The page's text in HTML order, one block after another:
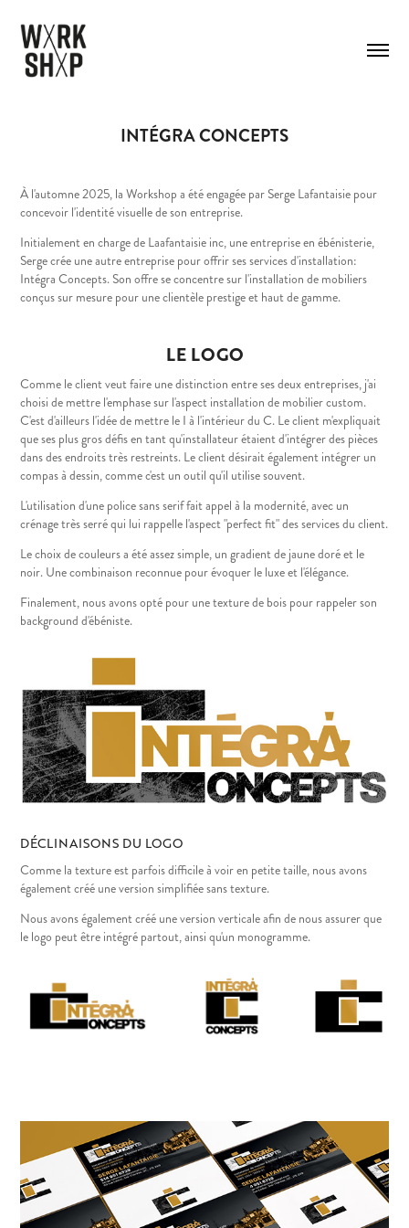
INTÉGRA CONCEPTS
À l'automne 2025, la Workshop a été engagée par Serge Lafantaisie pour
concevoir l'identité visuelle de son entreprise.
Initialement en charge de Laafantaisie inc, une entreprise en ébénisterie,
Serge crée une autre entreprise pour offrir ses services d'installation:
Intégra Concepts. Son offre se concentre sur l'installation de mobiliers
conçus sur mesure pour une clientèle prestige et haut de gamme.
LE LOGO
Comme le client veut faire une distinction entre ses deux entreprises, j'ai
choisi de mettre l'emphase sur l'aspect installation de mobilier custom.
C'est d'ailleurs l'idée de mettre le I à l'intérieur du C. Le client m'expliquait
que ses plus gros défis en tant qu'installateur étaient d'intégrer des pièces
dans des endroits très restreints. Le client désirait également intégrer un
compas à dessin, comme c'est un outil qu'il utilise souvent.
L'utilisation d'une police sans serif fait appel à la modernité, avec un
crénage très serré qui lui rappelle l'aspect "perfect fit" des services du client.
Le choix de couleurs a été assez simple, un gradient de jaune doré et le
noir. Une combinaison reconnue pour évoquer le luxe et l'élégance.
Finalement, nous avons opté pour une texture de bois pour rappeler son
background d'ébéniste.
DÉCLINAISONS DU LOGO
Comme la texture est parfois difficile à voir en petite taille, nous avons
également créé une version simplifiée sans texture.
Nous avons également créé une version verticale afin de nous assurer que
le logo peut être intégré partout, ainsi qu'un monogramme.